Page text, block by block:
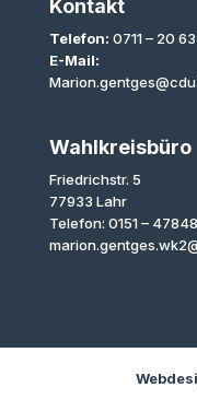
Kontakt
Telefon: 0711 – 20
E-Mail:
Wahlkreisbüro
Friedrichstr. 5
77933 Lahr
Telefon: 0151 –